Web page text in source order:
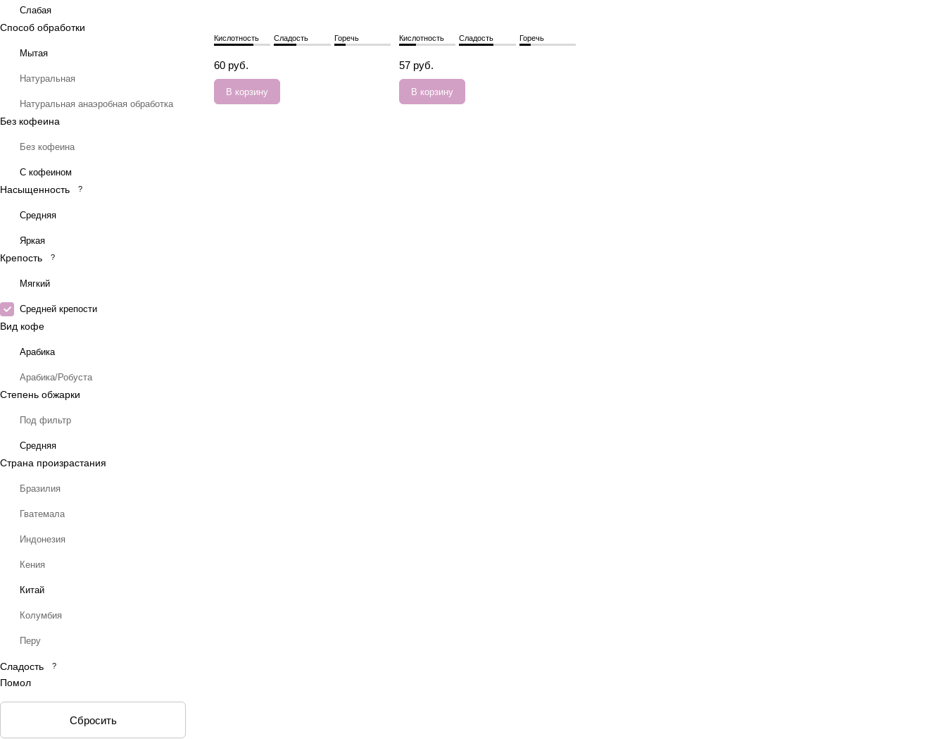
Кислотность Сладость Горечь
60 руб.
В корзину
Кислотность Сладость Горечь
57 руб.
В корзину
Слабая
Способ обработки
Мытая
Натуральная
Натуральная анаэробная обработка
Без кофеина
Без кофеина
С кофеином
Насыщенность ?
Средняя
Яркая
Крепость ?
Мягкий
Средней крепости
Вид кофе
Арабика
Арабика/Робуста
Степень обжарки
Под фильтр
Средняя
Страна произрастания
Бразилия
Гватемала
Индонезия
Кения
Китай
Колумбия
Перу
Руанда
Сладость ?
Помол
Сбросить